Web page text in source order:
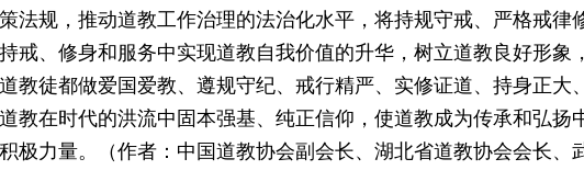
法规，推动道教工作治理的法治化水平，将持规守戒、严格戒律
戒、修身和服务中实现道教自我价值的升华，树立道教良好形象
教徒都做爱国爱教、遵规守纪、戒行精严、实修证道、持身正大
教在时代的洪流中固本强基、纯正信仰，使道教成为传承和弘扬
极力量。（作者：中国道教协会副会长、湖北省道教协会会长、